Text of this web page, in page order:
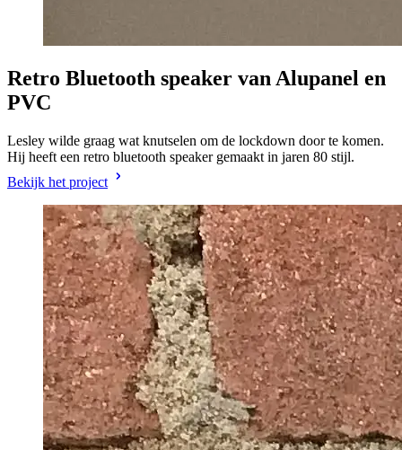
Retro Bluetooth speaker van Alupanel en
PVC
Lesley wilde graag wat knutselen om de lockdown door te komen.
Hij heeft een retro bluetooth speaker gemaakt in jaren 80 stijl.
Bekijk het project